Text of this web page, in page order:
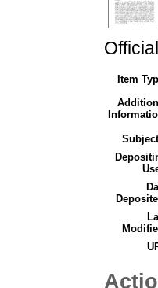
Item